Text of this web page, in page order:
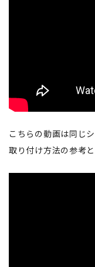
こちらの動画は同じ
取り付け方法の参考